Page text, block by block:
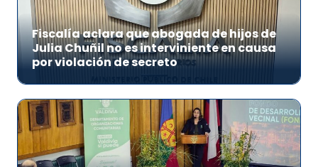
Fiscalía aclara que abogada de hijos de
Julia Chuñil no es interviniente en causa
por violación de secreto